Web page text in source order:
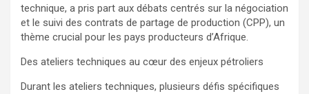
technique, a pris part aux débats centrés sur la négociation
et le suivi des contrats de partage de production (CPP), un
thème crucial pour les pays producteurs d’Afrique.
Des ateliers techniques au cœur des enjeux pétroliers
Durant les ateliers techniques, plusieurs défis spécifiques